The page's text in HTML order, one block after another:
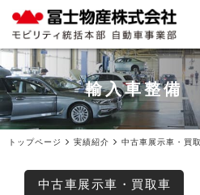
輸入車整備
トップページ 実績紹介 中古車展示車・買
中古車展示車・買取車